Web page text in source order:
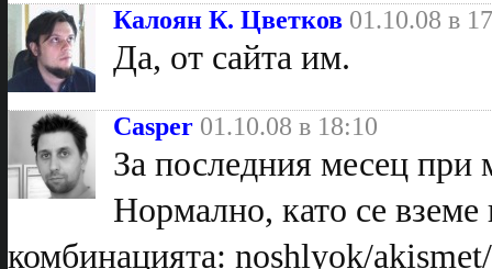
Калоян К. Цветков 01.10.08 в
Да, от сайта им.
Casper 01.10.08 в 18:10
За последния месец при
Нормално, като се
комбинацията: noshlyok/